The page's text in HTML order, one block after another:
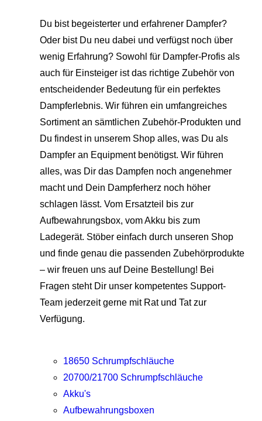
Du bist begeisterter und erfahrener Dampfer?
Oder bist Du neu dabei und verfügst noch über
wenig Erfahrung? Sowohl für Dampfer-Profis als
auch für Einsteiger ist das richtige Zubehör von
entscheidender Bedeutung für ein perfektes
Dampferlebnis. Wir führen ein umfangreiches
Sortiment an sämtlichen Zubehör-Produkten und
Du findest in unserem Shop alles, was Du als
Dampfer an Equipment benötigst. Wir führen
alles, was Dir das Dampfen noch angenehmer
macht und Dein Dampferherz noch höher
schlagen lässt. Vom Ersatzteil bis zur
Aufbewahrungsbox, vom Akku bis zum
Ladegerät. Stöber einfach durch unseren Shop
und finde genau die passenden Zubehörprodukte
– wir freuen uns auf Deine Bestellung! Bei
Fragen steht Dir unser kompetentes Support-
Team jederzeit gerne mit Rat und Tat zur
Verfügung.
18650 Schrumpfschläuche
20700/21700 Schrumpfschläuche
Akku's
Aufbewahrungsboxen